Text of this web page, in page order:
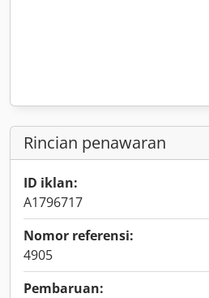
Rincian penawaran
ID iklan:
A1796717
Nomor referensi:
4905
Pembaruan: